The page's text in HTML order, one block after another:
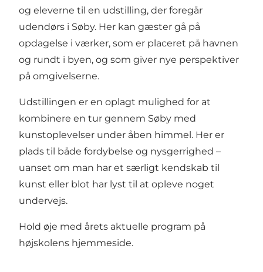
og eleverne til en udstilling, der foregår
udendørs i Søby. Her kan gæster gå på
opdagelse i værker, som er placeret på havnen
og rundt i byen, og som giver nye perspektiver
på omgivelserne.
Udstillingen er en oplagt mulighed for at
kombinere en tur gennem Søby med
kunstoplevelser under åben himmel. Her er
plads til både fordybelse og nysgerrighed –
uanset om man har et særligt kendskab til
kunst eller blot har lyst til at opleve noget
undervejs.
Hold øje med årets aktuelle program på
højskolens hjemmeside.